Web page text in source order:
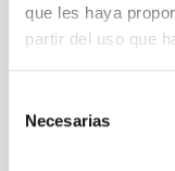
que les haya
partir del uso que
Necesarias
programa
Programa de
predoctorales.